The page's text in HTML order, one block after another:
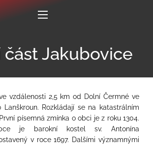
část Jakubovice
vzdálenosti 2,5 km od Dolní Čermné ve
Rozkládají se na katastrálním
písemná zmínka o obci je z roku 1304.
je barokní kostel sv. Antonína
v roce 1697. Dalšími významnými